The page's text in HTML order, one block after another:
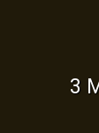
3